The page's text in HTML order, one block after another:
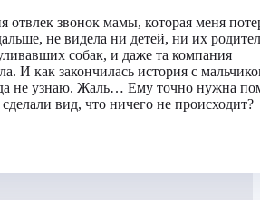
отвлек звонок мамы, которая меня
не видела ни детей, ни их
собак, и даже та компания
И как закончилась история с
не узнаю. Жаль… Ему точно нужна
вид, что ничего не происходит?